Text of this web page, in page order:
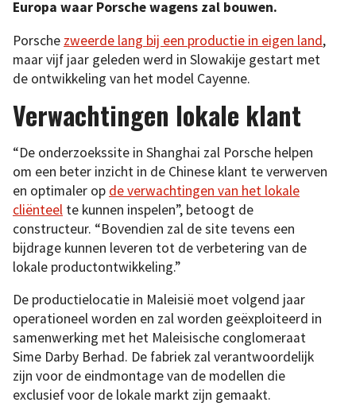
Europa waar Porsche wagens zal bouwen.
Porsche zweerde lang bij een productie in eigen land,
maar vijf jaar geleden werd in Slowakije gestart met
de ontwikkeling van het model Cayenne.
Verwachtingen lokale klant
“De onderzoekssite in Shanghai zal Porsche helpen
om een beter inzicht in de Chinese klant te verwerven
en optimaler op de verwachtingen van het lokale
cliënteel te kunnen inspelen”, betoogt de
constructeur. “Bovendien zal de site tevens een
bijdrage kunnen leveren tot de verbetering van de
lokale productontwikkeling.”
De productielocatie in Maleisië moet volgend jaar
operationeel worden en zal worden geëxploiteerd in
samenwerking met het Maleisische conglomeraat
Sime Darby Berhad. De fabriek zal verantwoordelijk
zijn voor de eindmontage van de modellen die
exclusief voor de lokale markt zijn gemaakt.